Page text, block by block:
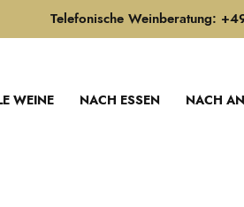
Telefonische Weinberatung:
WEINE NACH ESSEN NACH